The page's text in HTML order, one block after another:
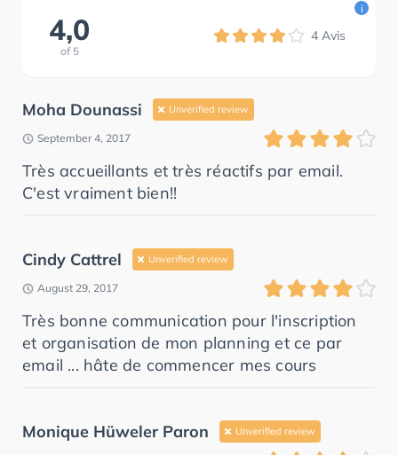
4,0
of 5
4 Avis
i
Moha Dounassi Unverified review
September 4, 2017
Très accueillants et très réactifs par email.
C'est vraiment bien!!
Cindy Cattrel Unverified review
August 29, 2017
Très bonne communication pour l'inscription
et organisation de mon planning et ce par
email ... hâte de commencer mes cours
Monique Hüweler Paron Unverified review